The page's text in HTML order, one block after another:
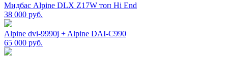
Мидбас Alpine DLX Z17W топ Hi End
38 000 руб.
Alpine dvi-9990j + Alpine DAI-C990
65 000 руб.